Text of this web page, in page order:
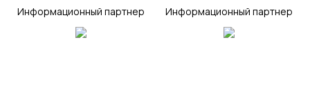
Информационный партнер Информационный партнер